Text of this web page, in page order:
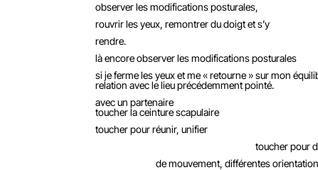
observer les modifications posturales,
rouvrir les yeux, remontrer du doigt et s’y
rendre.
là encore observer les modifications posturales
si je ferme les yeux et me « retourne » sur mon
relation avec le lieu précédemment pointé.
avec un partenaire
toucher la ceinture scapulaire
toucher pour réunir, unifier
toucher pour
de mouvement, différentes